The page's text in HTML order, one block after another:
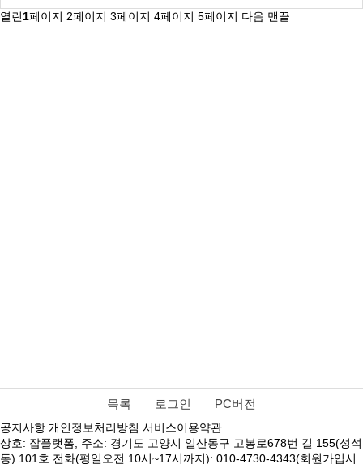
열린1페이지 2페이지 3페이지 4페이지 5페이지 다음 맨끝
목록 로그인 PC버전
공지사항 개인정보처리방침 서비스이용약관
상호: 잡플랫폼, 주소: 경기도 고양시 일산동구 고봉로678번 길 155(성석
동) 101호 전화(평일오전 10시~17시까지): 010-4730-4343(회원가입시